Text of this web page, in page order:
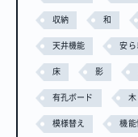
収納 和
天井機能 安ら
床 影
有孔ボード 木
模様替え 機能